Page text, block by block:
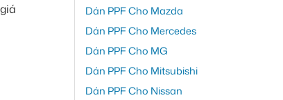
Dán PPF Cho Mazda
Dán PPF Cho Mercedes
Dán PPF Cho MG
Dán PPF Cho Mitsubishi
Dán PPF Cho Nissan